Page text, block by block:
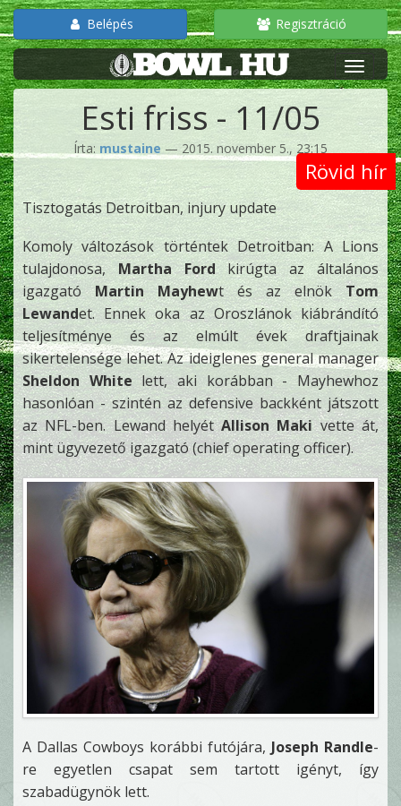
Belépés Regisztráció
Esti friss - 11/05
Írta: mustaine — 2015. november 5., 23:15
Rövid hír
Tisztogatás Detroitban, injury update
Komoly változások történtek Detroitban: A Lions
tulajdonosa, Martha Fordkirúgta az általános
igazgatóMartin Mayhewt és az elnökTom
Lewandet. Ennek oka az Oroszlánok kiábrándító
teljesítménye és az elmúlt évek draftjainak
sikertelensége lehet. Az ideiglenes general manager
Sheldon White lett, aki korábban - Mayhewhoz
hasonlóan - szintén az defensive backként játszott
az NFL-ben. Lewand helyétAllison Makivette át,
mint ügyvezető igazgató (chief operating officer).
A Dallas Cowboys korábbi futójára, Joseph Randle-
re egyetlen csapat sem tartott igényt, így
szabadügynök lett.